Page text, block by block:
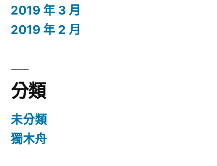
2019 年 3 月
2019 年 2 月
分類
未分類
獨木舟